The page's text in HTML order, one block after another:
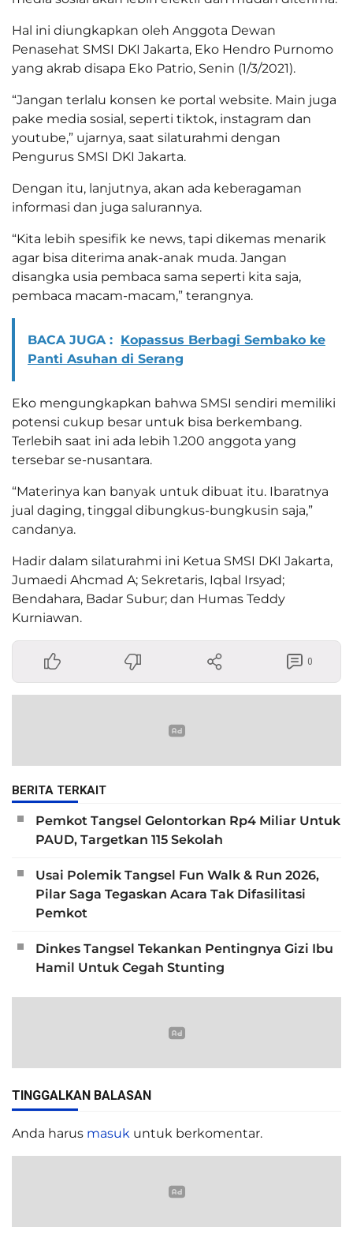
Hal ini diungkapkan oleh Anggota Dewan
Penasehat SMSI DKI Jakarta, Eko Hendro Purnomo
yang akrab disapa Eko Patrio, Senin (1/3/2021).
“Jangan terlalu konsen ke portal website. Main juga
pake media sosial, seperti tiktok, instagram dan
youtube,” ujarnya, saat silaturahmi dengan
Pengurus SMSI DKI Jakarta.
Dengan itu, lanjutnya, akan ada keberagaman
informasi dan juga salurannya.
“Kita lebih spesifik ke news, tapi dikemas menarik
agar bisa diterima anak-anak muda. Jangan
disangka usia pembaca sama seperti kita saja,
pembaca macam-macam,” terangnya.
BACA JUGA : Kopassus Berbagi Sembako ke
Panti Asuhan di Serang
Eko mengungkapkan bahwa SMSI sendiri memiliki
potensi cukup besar untuk bisa berkembang.
Terlebih saat ini ada lebih 1.200 anggota yang
tersebar se-nusantara.
“Materinya kan banyak untuk dibuat itu. Ibaratnya
jual daging, tinggal dibungkus-bungkusin saja,”
candanya.
Hadir dalam silaturahmi ini Ketua SMSI DKI Jakarta,
Jumaedi Ahcmad A; Sekretaris, Iqbal Irsyad;
Bendahara, Badar Subur; dan Humas Teddy
Kurniawan.
0
BERITA TERKAIT
Pemkot Tangsel Gelontorkan Rp4 Miliar Untuk
PAUD, Targetkan 115 Sekolah
Usai Polemik Tangsel Fun Walk & Run 2026,
Pilar Saga Tegaskan Acara Tak Difasilitasi
Pemkot
Dinkes Tangsel Tekankan Pentingnya Gizi Ibu
Hamil Untuk Cegah Stunting
TINGGALKAN BALASAN
Anda harus masuk untuk berkomentar.